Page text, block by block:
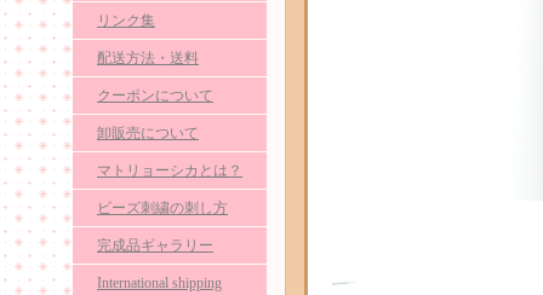
リンク集
配送方法・送料
クーポンについて
卸販売について
マトリョーシカとは？
ビーズ刺繍の刺し方
完成品ギャラリー
International shipping